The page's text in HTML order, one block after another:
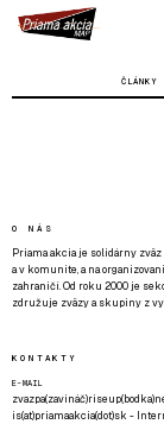
ČLÁNKY
O NÁS
Priama akcia je solidárny
a v komunite, a na
zahraničí. Od roku 2000 je
združuje zväzy a skupiny z
KONTAKTY
E-MAIL
is(at)priamaakcia(dot)sk -